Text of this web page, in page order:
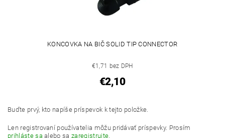
KONCOVKA NA BIČ SOLID TIP CONNECTOR
€1,71 bez DPH
€2,10
Buďte prvý, kto napíše príspevok k tejto položke.
Len registrovaní používatelia môžu pridávať príspevky. Prosím
prihláste sa alebo sazaregistrujte.